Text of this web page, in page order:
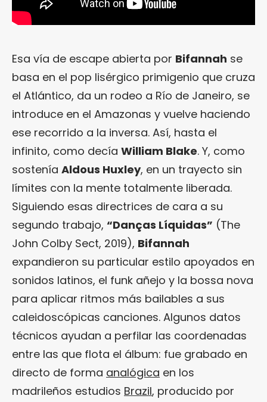
Esa vía de escape abierta por Bifannah se
basa en el pop lisérgico primigenio que cruza
el Atlántico, da un rodeo a Río de Janeiro, se
introduce en el Amazonas y vuelve haciendo
ese recorrido a la inversa. Así, hasta el
infinito, como decía William Blake. Y, como
sostenía Aldous Huxley, en un trayecto sin
límites con la mente totalmente liberada.
Siguiendo esas directrices de cara a su
segundo trabajo, “Danças Líquidas” (The
John Colby Sect, 2019), Bifannah
expandieron su particular estilo apoyados en
sonidos latinos, el funk añejo y la bossa nova
para aplicar ritmos más bailables a sus
caleidoscópicas canciones. Algunos datos
técnicos ayudan a perfilar las coordenadas
entre las que flota el álbum: fue grabado en
directo de forma analógica en los
madrileños estudios Brazil, producido por